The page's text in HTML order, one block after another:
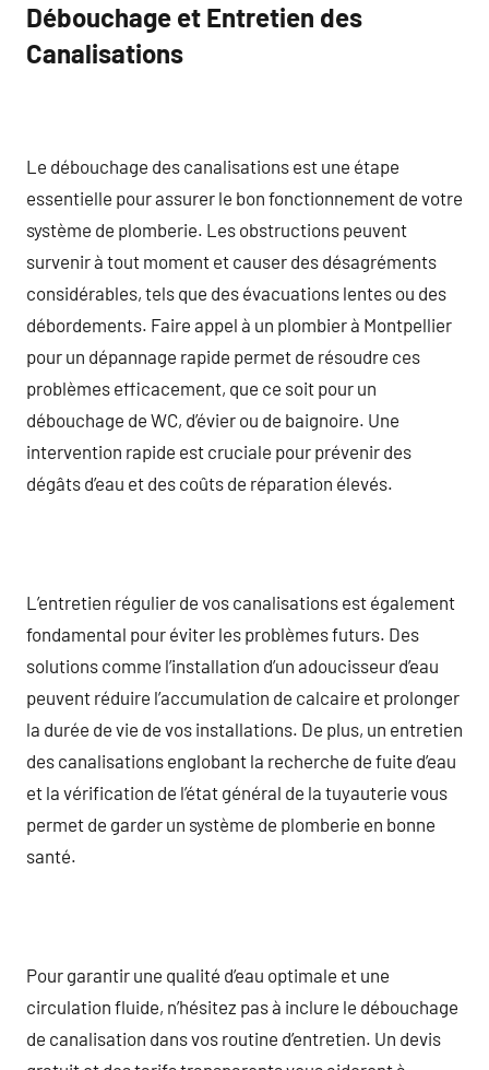
Débouchage et Entretien des
Canalisations
Le débouchage des canalisations est une étape
essentielle pour assurer le bon fonctionnement de votre
système de plomberie. Les obstructions peuvent
survenir à tout moment et causer des désagréments
considérables, tels que des évacuations lentes ou des
débordements. Faire appel à un plombier à Montpellier
pour un dépannage rapide permet de résoudre ces
problèmes efficacement, que ce soit pour un
débouchage de WC, d’évier ou de baignoire. Une
intervention rapide est cruciale pour prévenir des
dégâts d’eau et des coûts de réparation élevés.
L’entretien régulier de vos canalisations est également
fondamental pour éviter les problèmes futurs. Des
solutions comme l’installation d’un adoucisseur d’eau
peuvent réduire l’accumulation de calcaire et prolonger
la durée de vie de vos installations. De plus, un entretien
des canalisations englobant la recherche de fuite d’eau
et la vérification de l’état général de la tuyauterie vous
permet de garder un système de plomberie en bonne
santé.
Pour garantir une qualité d’eau optimale et une
circulation fluide, n’hésitez pas à inclure le débouchage
de canalisation dans vos routine d’entretien. Un devis